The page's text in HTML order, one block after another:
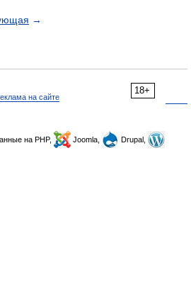
→
18+
на сайте
на PHP, Joomla,
Drupal,